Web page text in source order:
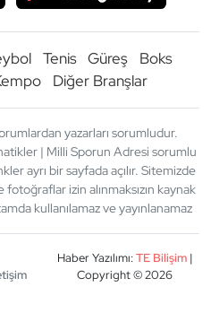
Tenis Güreş
Boks
Diğer Branşlar
yazarları sorumludur.
| Milli Sporun Adresi sorumlu
ayrı bir sayfada açılır. Sitemizde
fotoğraflar izin alınmaksızın kaynak
kullanılamaz ve yayınlanamaz
Haber Yazılımı:TE Bilişim|
Copyright © 2026